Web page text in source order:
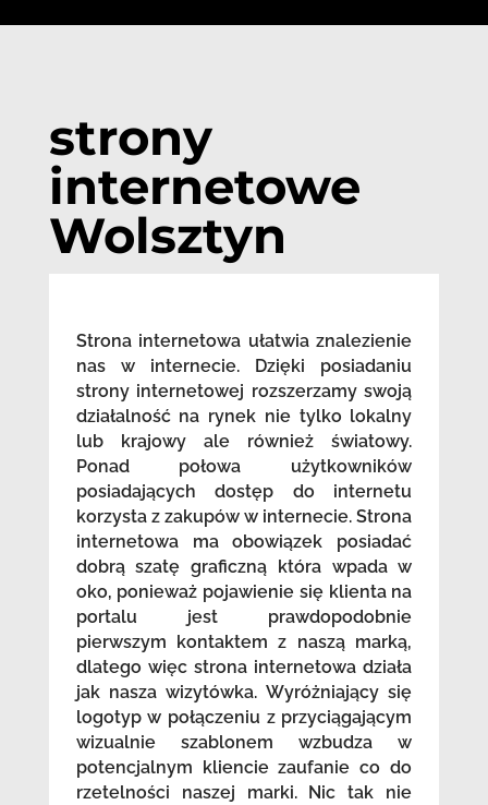
strony
internetowe
Wolsztyn
Strona internetowa ułatwia znalezienie
nas w internecie. Dzięki posiadaniu
strony internetowej rozszerzamy swoją
działalność na rynek nie tylko lokalny
lub krajowy ale również światowy.
Ponad połowa użytkowników
posiadających dostęp do internetu
korzysta z zakupów w internecie. Strona
internetowa ma obowiązek posiadać
dobrą szatę graficzną która wpada w
oko, ponieważ pojawienie się klienta na
portalu jest prawdopodobnie
pierwszym kontaktem z naszą marką,
dlatego więc strona internetowa działa
jak nasza wizytówka. Wyróżniający się
logotyp w połączeniu z przyciągającym
wizualnie szablonem wzbudza w
potencjalnym kliencie zaufanie co do
rzetelności naszej marki. Nic tak nie